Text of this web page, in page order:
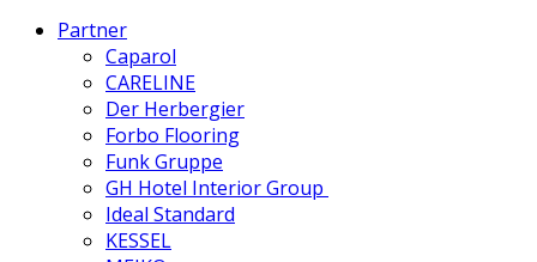
Partner
Caparol
CARELINE
Der Herbergier
Forbo Flooring
Funk Gruppe
GH Hotel Interior Group
Ideal Standard
KESSEL